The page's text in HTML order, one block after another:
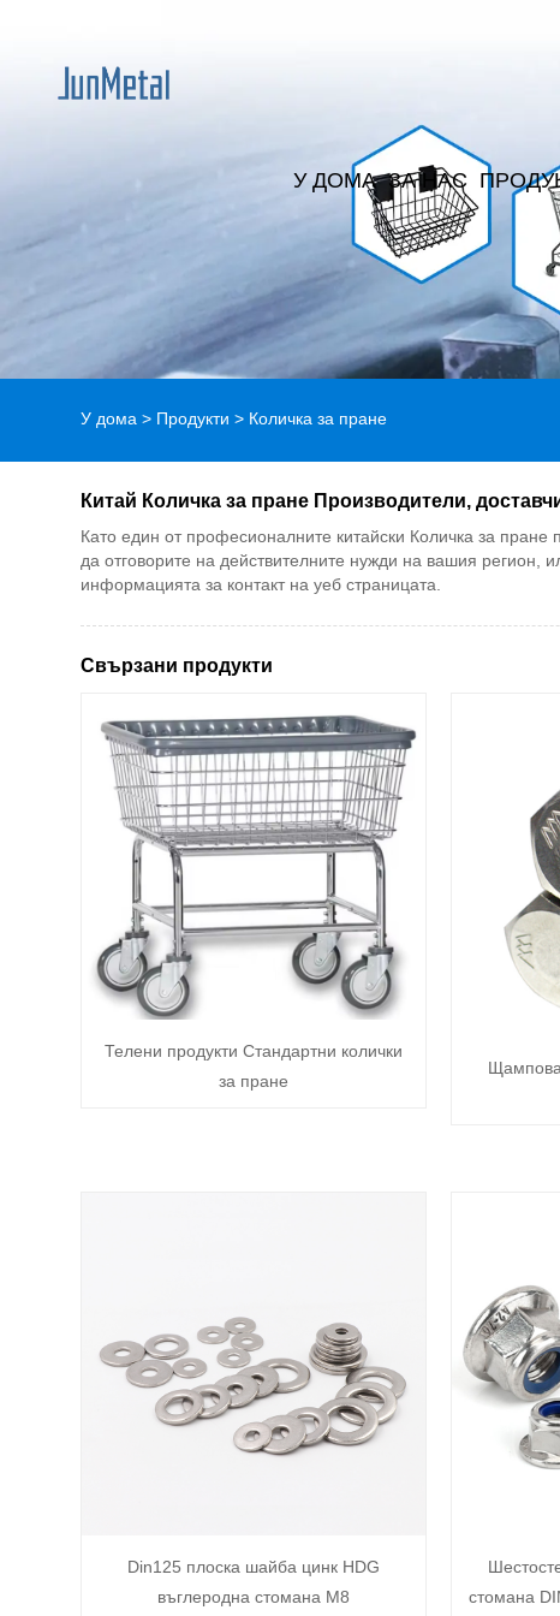
У ДОМА ЗА НАС
У дома > Продукти > Количка за пране
Китай Количка за пране Производители,
Като един от професионалните китайски Количка за
да отговорите на действителните нужди на вашия регион,
информацията за контакт на уеб страницата.
Свързани продукти
Телени продукти Стандартни колички
за пране
Din125 плоска шайба цинк HDG
въглеродна стомана M8
стомана